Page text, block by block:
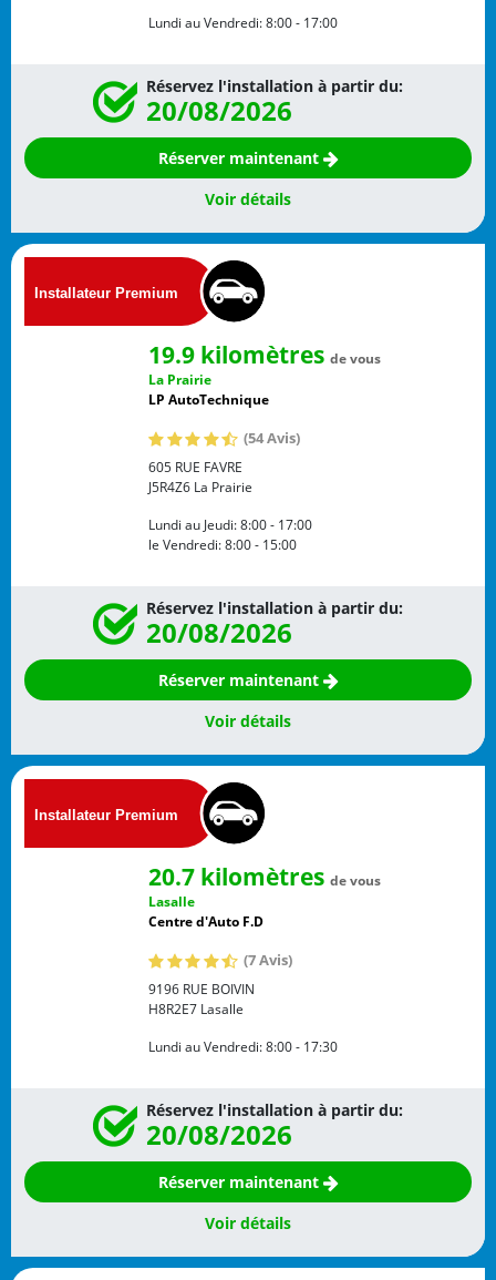
Lundi au Vendredi:8:00 - 17:00
Réservez l'installation à partir du:
20/08/2026
Réserver maintenant
Voir détails
19.9 kilomètres de vous
La Prairie
LP AutoTechnique
(54 Avis)
605 RUE FAVRE
J5R4Z6 La Prairie
Lundi au Jeudi:8:00 - 17:00
le Vendredi:8:00 - 15:00
Réservez l'installation à partir du:
20/08/2026
Réserver maintenant
Voir détails
20.7 kilomètres de vous
Lasalle
Centre d'Auto F.D
(7 Avis)
9196 RUE BOIVIN
H8R2E7 Lasalle
Lundi au Vendredi:8:00 - 17:30
Réservez l'installation à partir du:
20/08/2026
Réserver maintenant
Voir détails